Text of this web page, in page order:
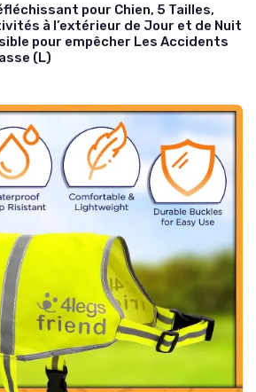
pour Chien, 5 Tailles,
à l’extérieur de Jour et de Nuit
pour empêcher Les Accidents
(L)